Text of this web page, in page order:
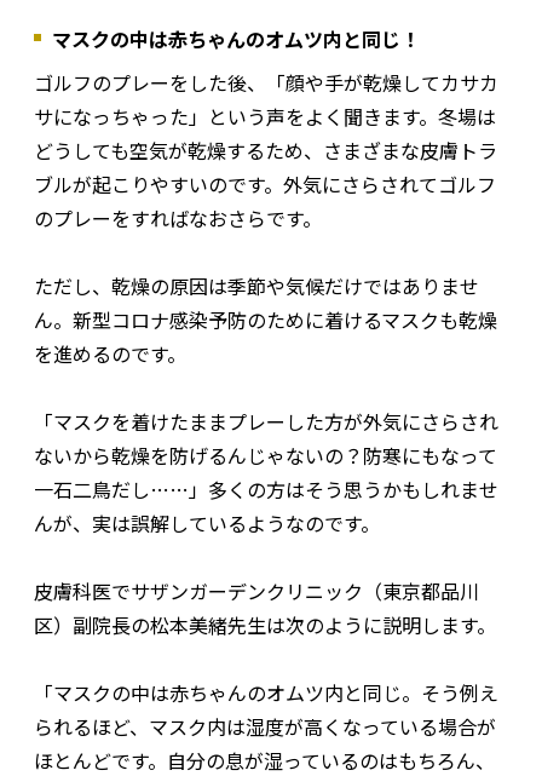
マスクの中は赤ちゃんのオムツ内と同じ！
ゴルフのプレーをした後、「顔や手が乾燥してカサカ
サになっちゃった」という声をよく聞きます。冬場は
どうしても空気が乾燥するため、さまざまな皮膚トラ
ブルが起こりやすいのです。外気にさらされてゴルフ
のプレーをすればなおさらです。
ただし、乾燥の原因は季節や気候だけではありませ
ん。新型コロナ感染予防のために着けるマスクも乾燥
を進めるのです。
「マスクを着けたままプレーした方が外気にさらされ
ないから乾燥を防げるんじゃないの？防寒にもなって
一石二鳥だし……」多くの方はそう思うかもしれませ
んが、実は誤解しているようなのです。
皮膚科医でサザンガーデンクリニック（東京都品川
区）副院長の松本美緒先生は次のように説明します。
「マスクの中は赤ちゃんのオムツ内と同じ。そう例え
られるほど、マスク内は湿度が高くなっている場合が
ほとんどです。自分の息が湿っているのはもちろん、